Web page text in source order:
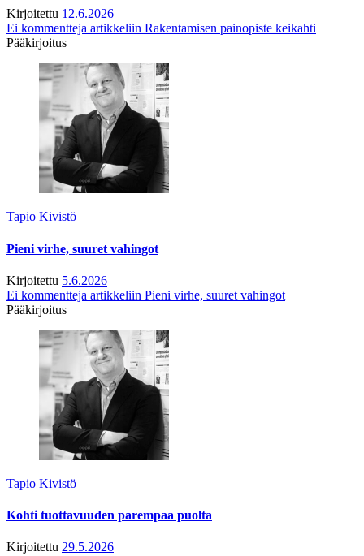
Kirjoitettu 12.6.2026
Ei kommentteja artikkeliin Rakentamisen painopiste keikahti
Pääkirjoitus
Tapio Kivistö
Pieni virhe, suuret vahingot
Kirjoitettu 5.6.2026
Ei kommentteja artikkeliin Pieni virhe, suuret vahingot
Pääkirjoitus
Tapio Kivistö
Kohti tuottavuuden parempaa puolta
Kirjoitettu 29.5.2026